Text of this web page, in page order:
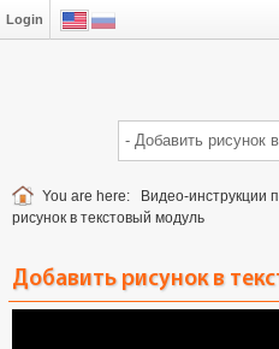
Login
You are here: Видео-инструкции
рисунок в текстовый модуль
Добавить рисунок в